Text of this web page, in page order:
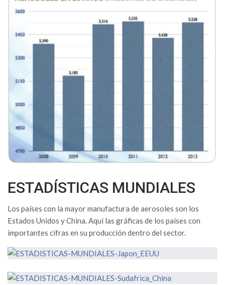
ESTADÍSTICAS MUNDIALES
Los países con la mayor manufactura de aerosoles son los
Estados Unidos y China. Aquí las gráficas de los países con
importantes cifras en su producción dentro del sector.